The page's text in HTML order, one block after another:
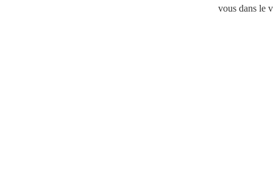
vous dans le